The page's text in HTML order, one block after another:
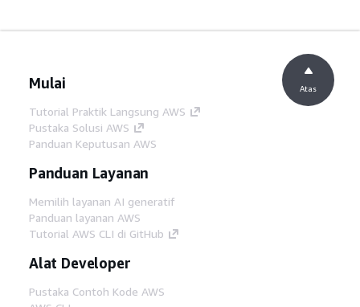
Mulai
Tutorial Praktik Langsung AWS
Pustaka Solusi AWS
Panduan Keputusan AWS
Panduan Layanan
Memilih layanan AI generatif
Panduan layanan AWS
Tutorial AWS CLI di GitHub
Alat Developer
Pustaka Contoh Kode AWS
Atas